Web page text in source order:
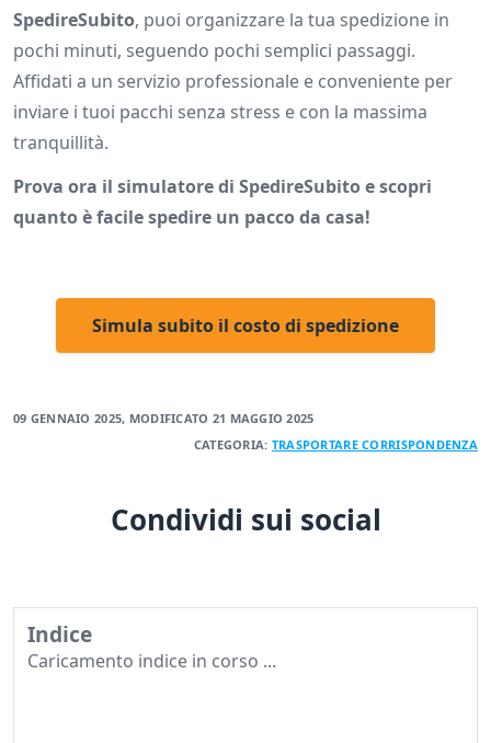
SpedireSubito, puoi organizzare la tua spedizione in
pochi minuti, seguendo pochi semplici passaggi.
Affidati a un servizio professionale e conveniente per
inviare i tuoi pacchi senza stress e con la massima
tranquillità.
Prova ora il simulatore di SpedireSubito e scopri
quanto è facile spedire un pacco da casa!
Simula subito il costo di spedizione
09 GENNAIO 2025, MODIFICATO 21 MAGGIO 2025
CATEGORIA: TRASPORTARECORRISPONDENZA
Condividi sui social
Indice
Caricamento indice in corso ...